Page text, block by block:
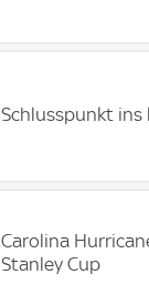
Schlusspunkt ins
Carolina
Stanley Cup